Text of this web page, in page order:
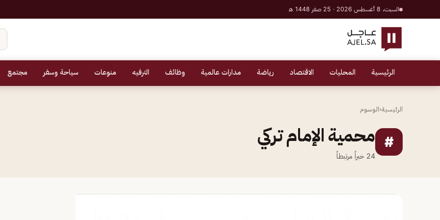
السبت، 8 أغسطس 2026 · 25 صفر 1448 هـ
الرئيسية المحليات الاقتصاد رياضة مدارات عالمية وظائف الترفيه منوعات سياحة وسفر مجتمع
الرئيسية‹الوسوم
# محمية الإمام تركي
24 خبراً مرتبطاً